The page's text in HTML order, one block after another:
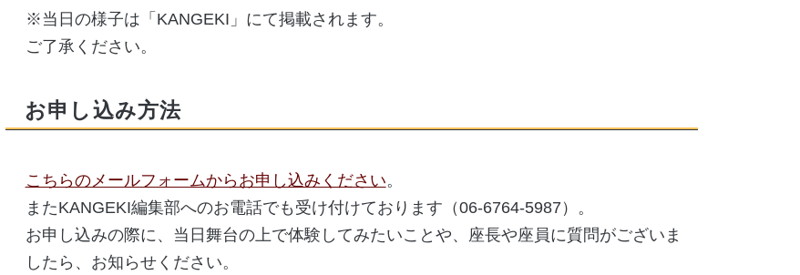
※当日の様子は「KANGEKI」にて掲載されます。
ご了承ください。
お申し込み方法
こちらのメールフォームからお申し込みください。
またKANGEKI編集部へのお電話でも受け付けております（06-6764-5987）。
お申し込みの際に、当日舞台の上で体験してみたいことや、座長や座員に質問がございま
したら、お知らせください。